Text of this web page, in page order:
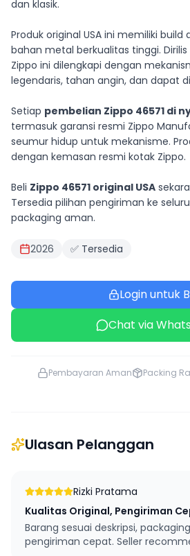
dan klasik.
Produk original USA ini memiliki
bahan metal berkualitas tinggi.
Zippo ini dilengkapi dengan
legendaris, tahan angin, dan dapat
Setiap pembelian Zippo 46571 di
termasuk garansi resmi Zippo
seumur hidup untuk mekanisme.
dengan kemasan resmi kotak Zippo.
Beli Zippo 46571 original USA
Tersedia pilihan pengiriman ke
packaging aman.
2026 ✅ Tersedia
Login untuk
Chat via
Pembayaran Aman Packing
Ulasan Pelanggan
Rizki Pratama
Kualitas Original, Pengiriman
Barang sesuai deskripsi,
pengiriman cepat. Seller